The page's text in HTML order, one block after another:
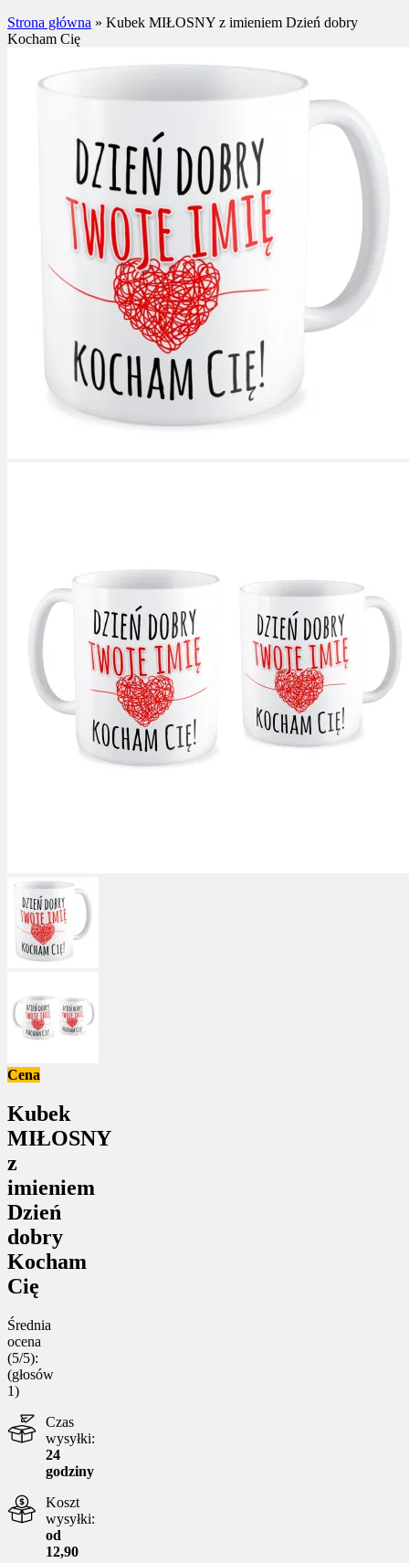
Strona główna » Kubek MIŁOSNY z imieniem Dzień dobry
Kocham Cię
Cena
Kubek
MIŁOSNY
z
imieniem
Dzień
dobry
Kocham
Cię
Średnia
ocena
(5/5):
(głosów
1)
Czas
wysyłki:
24
godziny
Koszt
wysyłki:
od
12,90